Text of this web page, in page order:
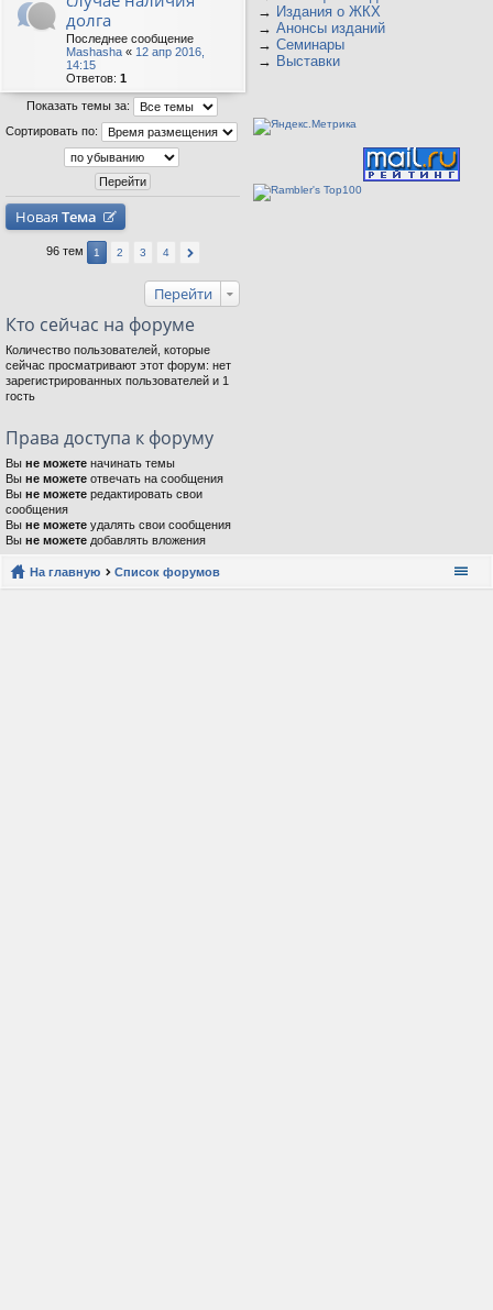
долга
Последнее сообщение
Mashasha « 12 апр 2016,
14:15
Ответов: 1
Показать темы за:
Сортировать по:
Новая Тема
96 тем 1 2 3 4
Перейти
Кто сейчас на форуме
Количество пользователей, которые
сейчас просматривают этот форум: нет
зарегистрированных пользователей и 1
гость
Права доступа к форуму
Вы не можете начинать темы
Вы не можете отвечать на сообщения
Вы не можете редактировать свои
сообщения
Вы не можете удалять свои сообщения
Вы не можете добавлять вложения
→ Издания о ЖКХ
→ Анонсы изданий
→ Семинары
→ Выставки
На главную Список форумов